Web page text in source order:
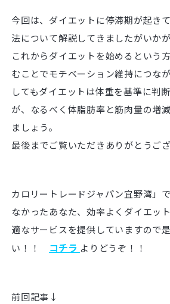
今回は、ダイエットに停滞期が起き
法について解説してきましたがいか
これからダイエットを始めるという
むことでモチベーション維持につな
してもダイエットは体重を基準に判
が、なるべく体脂肪率と筋肉量の増
ましょう。
最後までご覧いただきありがとうご
カロリートレードジャパン宜野湾」
なかったあなた、効率よくダイエッ
適なサービスを提供していますので
い！！ コチラ よりどうぞ！！
前回記事↓